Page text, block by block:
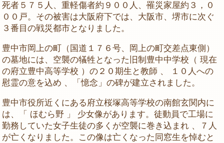
死者５７５人、重軽傷者約９００人、罹災家屋約３，０
００戸。その被害は大阪府下では、大阪市、堺市に次ぐ
３番目の戦災都市となりました。
豊中市岡上の町（国道１７６号、岡上の町交差点東側）
の墓地には、空襲の犠牲となった旧制豊中中学校（ 現在
の府立豊中高等学校 ）の２０期生と教師 、 １０人への
慰霊の意を込め 、「憶念」の碑が建立されました。
豊中市役所近くにある府立桜塚高等学校の南館玄関内に
は、「 ほむら野 」 少女像があります。徒動員で工場に
勤務していた女子生徒の多くが空襲に巻き込まれ 、７人
が亡くなりました。この像は亡くなった同窓生を悼むと